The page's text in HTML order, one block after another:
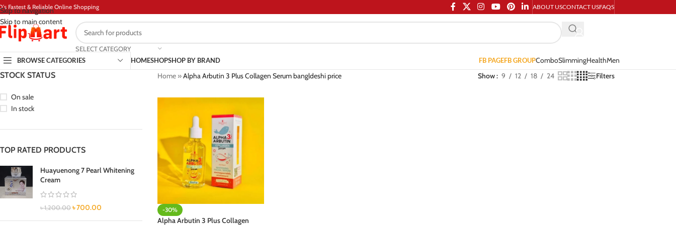
Skip to navigation
Skip to main content
Fastest & Reliable Online Shopping ABOUT USCONTACT USFAQS
SELECT CATEGORY
BROWSE CATEGORIES
HOMESHOPSHOP BY BRAND FB PAGEFB GROUPComboSlimmingHealthMen
STOCK STATUS
On sale
In stock
TOP RATED PRODUCTS
Huayuenong 7 Pearl Whitening
Cream
৳1,200.00 ৳700.00
Home»Alpha Arbutin 3 Plus Collagen Serum bangldeshi price Show 9 12 18 24 Filters
-30%
Alpha Arbutin 3 Plus Collagen